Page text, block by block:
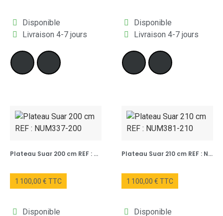
Disponible
Livraison 4-7 jours
Disponible
Livraison 4-7 jours
Plateau Suar 200 cm REF : NUM337-200
1 100,00 € TTC
Disponible
Plateau Suar 210 cm REF : NUM381-210
1 100,00 € TTC
Disponible